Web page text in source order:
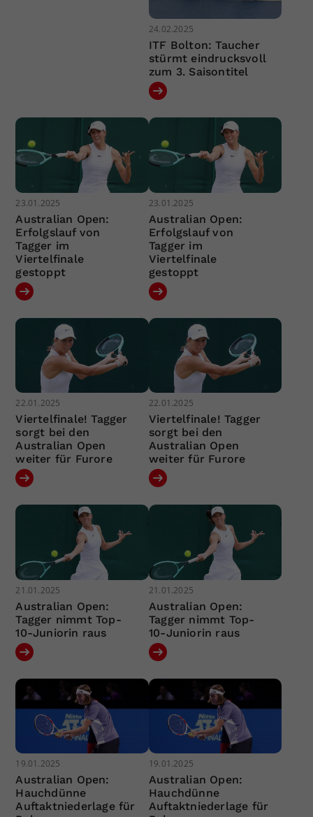
24.02.2025
ITF Bolton: Taucher
stürmt eindrucksvoll
zum 3. Saisontitel
23.01.2025
Australian Open:
Erfolgslauf von
Tagger im
Viertelfinale
gestoppt
23.01.2025
Australian Open:
Erfolgslauf von
Tagger im
Viertelfinale
gestoppt
22.01.2025
Viertelfinale! Tagger
sorgt bei den
Australian Open
weiter für Furore
22.01.2025
Viertelfinale! Tagger
sorgt bei den
Australian Open
weiter für Furore
21.01.2025
Australian Open:
Tagger nimmt Top-
10-Juniorin raus
21.01.2025
Australian Open:
Tagger nimmt Top-
10-Juniorin raus
19.01.2025
Australian Open:
Hauchdünne
Auftaktniederlage für
19.01.2025
Australian Open:
Hauchdünne
Auftaktniederlage für